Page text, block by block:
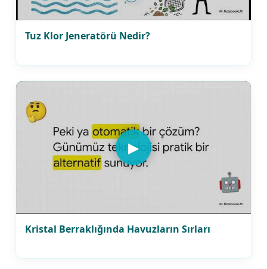
Tuz Klor Jeneratörü Nedir?
▶
Kristal Berraklığında Havuzların Sırları